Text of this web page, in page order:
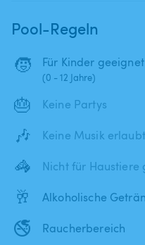
Pool-Regeln
🧒 Für Kinder geeignet
(0 - 12 Jahre)
🎂 Keine Partys
🎶 Keine Musik erlaubt
🦓 Nicht für Haustiere
🥂 Alkoholische
🚭 Raucherbereich